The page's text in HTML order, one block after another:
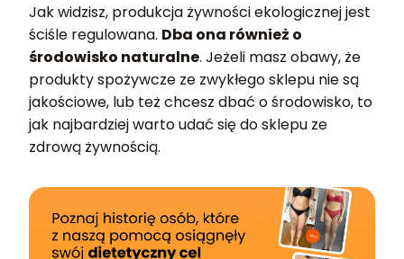
Jak widzisz, produkcja żywności ekologicznej jest
ściśle regulowana. Dba ona również o
środowisko naturalne. Jeżeli masz obawy, że
produkty spożywcze ze zwykłego sklepu nie są
jakościowe, lub też chcesz dbać o środowisko, to
jak najbardziej warto udać się do sklepu ze
zdrową żywnością.